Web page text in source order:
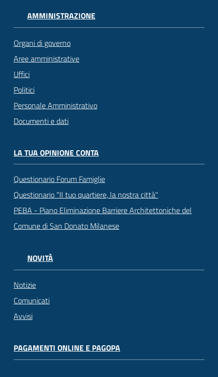
AMMINISTRAZIONE
Organi di governo
Aree amministrative
Uffici
Politici
Personale Amministrativo
Documenti e dati
LA TUA OPINIONE CONTA
Questionario Forum Famiglie
Questionario "Il tuo quartiere, la nostra città"
PEBA - Piano Eliminazione Barriere Architettoniche del
Comune di San Donato Milanese
NOVITÀ
Notizie
Comunicati
Avvisi
PAGAMENTI ONLINE E PAGOPA